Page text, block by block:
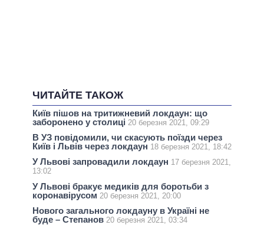
ЧИТАЙТЕ ТАКОЖ
Київ пішов на тритижневий локдаун: що
заборонено у столиці 20 березня 2021, 09:29
В УЗ повідомили, чи скасують поїзди через
Київ і Львів через локдаун 18 березня 2021, 18:42
У Львові запровадили локдаун 17 березня 2021,
13:02
У Львові бракує медиків для боротьби з
коронавірусом 20 березня 2021, 20:00
Нового загального локдауну в Україні не
буде – Степанов 20 березня 2021, 03:34